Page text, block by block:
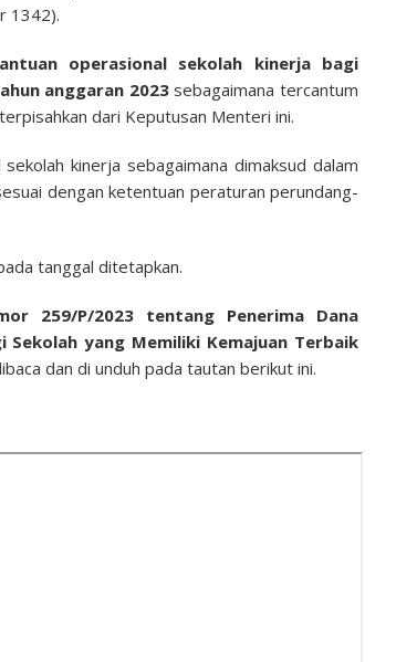
1342).
operasional sekolah kinerja bagi
anggaran 2023sebagaimana tercantum
dari Keputusan Menteri ini.
kinerja sebagaimana dimaksud dalam
dengan ketentuan peraturan perundang-
tanggal ditetapkan.
259/P/2023 tentang Penerima Dana
Sekolah yang Memiliki Kemajuan Terbaik
dan di unduh pada tautan berikut ini.